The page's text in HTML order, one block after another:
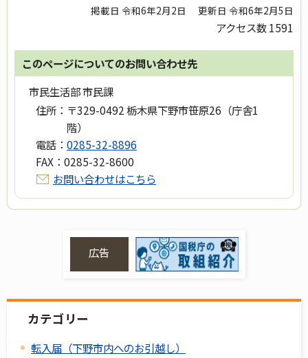
掲載日 令和6年2月2日 更新日 令和6年2月5日
アクセス数1591
このページについてのお問い合わせ先
市民生活部 市民課
住所： 〒329-0492 栃木県下野市笹原26（庁舎1
階）
電話： 0285-32-8896
FAX： 0285-32-8600
お問い合わせはこちら
広告
カテゴリー
転入届（下野市内へのお引越し）